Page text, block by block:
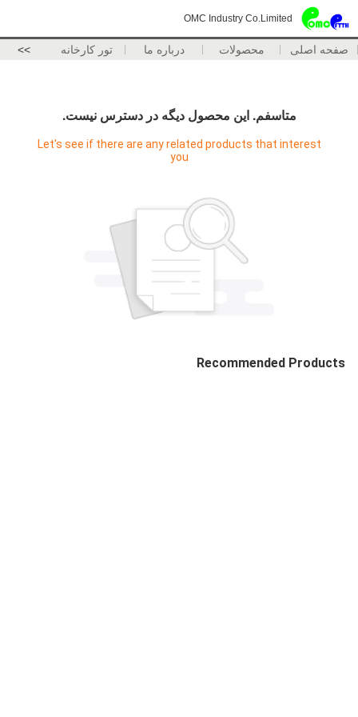
OMC Industry Co.Limited
صفحه اصلی محصولات درباره ما تور کارخانه >>
متاسفم. اين محصول ديگه در دسترس نيست.
Let's see if there are any related products that interest
you
Recommended Products